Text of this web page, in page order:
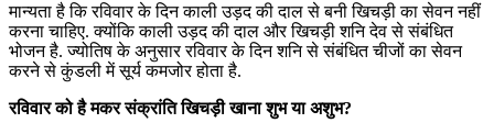
मान्यता है कि रविवार के दिन काली उड़द की दाल से बनी खिचड़ी का सेवन नहीं
करना चाहिए. क्योंकि काली उड़द की दाल और खिचड़ी शनि देव से संबंधित
भोजन है. ज्योतिष के अनुसार रविवार के दिन शनि से संबंधित चीजों का सेवन
करने से कुंडली में सूर्य कमजोर होता है.
रविवार को है मकर संक्रांति खिचड़ी खाना शुभ या अशुभ?